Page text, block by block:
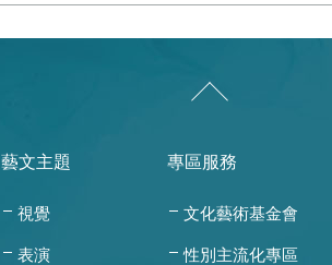
藝文主題
視覺
表演
專區服務
文化藝術基金會
性別主流化專區